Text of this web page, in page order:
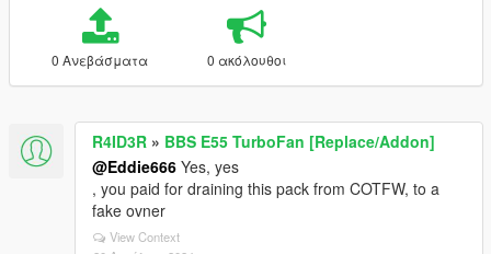
0 Ανεβάσματα 0 ακόλουθοι
R4ID3R » BBS E55 TurboFan [Replace/Addon]
@Eddie666 Yes, yes
, you paid for draining this pack from COTFW, to a
fake ovner
View Context